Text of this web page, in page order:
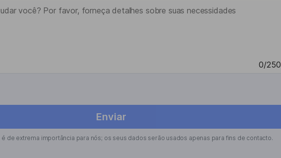
0/250
Enviar
de extrema importância para nós; os seus dados serão usados apenas para fins de contacto.